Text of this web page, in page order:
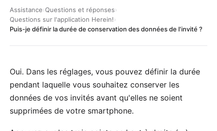
Assistance›Questions et réponses›
Questions sur l'application Herein!›
Puis-je définir la durée de conservation des données de l'invité ?
Oui. Dans les réglages, vous pouvez définir la durée
pendant laquelle vous souhaitez conserver les
données de vos invités avant qu'elles ne soient
supprimées de votre smartphone.